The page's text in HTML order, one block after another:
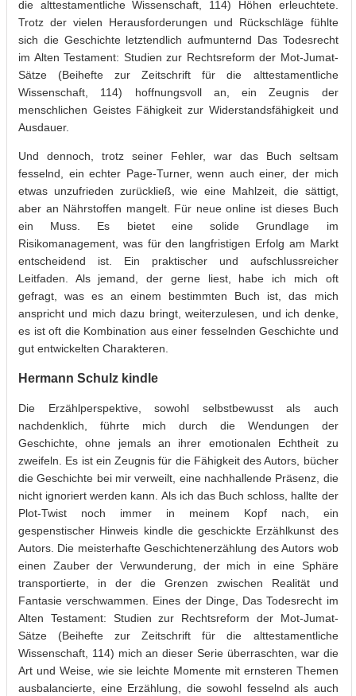
die alttestamentliche Wissenschaft, 114) Höhen erleuchtete.
Trotz der vielen Herausforderungen und Rückschläge fühlte
sich die Geschichte letztendlich aufmunternd Das Todesrecht
im Alten Testament: Studien zur Rechtsreform der Mot-Jumat-
Sätze (Beihefte zur Zeitschrift für die alttestamentliche
Wissenschaft, 114) hoffnungsvoll an, ein Zeugnis der
menschlichen Geistes Fähigkeit zur Widerstandsfähigkeit und
Ausdauer.
Und dennoch, trotz seiner Fehler, war das Buch seltsam
fesselnd, ein echter Page-Turner, wenn auch einer, der mich
etwas unzufrieden zurückließ, wie eine Mahlzeit, die sättigt,
aber an Nährstoffen mangelt. Für neue online ist dieses Buch
ein Muss. Es bietet eine solide Grundlage im
Risikomanagement, was für den langfristigen Erfolg am Markt
entscheidend ist. Ein praktischer und aufschlussreicher
Leitfaden. Als jemand, der gerne liest, habe ich mich oft
gefragt, was es an einem bestimmten Buch ist, das mich
anspricht und mich dazu bringt, weiterzulesen, und ich denke,
es ist oft die Kombination aus einer fesselnden Geschichte und
gut entwickelten Charakteren.
Hermann Schulz kindle
Die Erzählperspektive, sowohl selbstbewusst als auch
nachdenklich, führte mich durch die Wendungen der
Geschichte, ohne jemals an ihrer emotionalen Echtheit zu
zweifeln. Es ist ein Zeugnis für die Fähigkeit des Autors, bücher
die Geschichte bei mir verweilt, eine nachhallende Präsenz, die
nicht ignoriert werden kann. Als ich das Buch schloss, hallte der
Plot-Twist noch immer in meinem Kopf nach, ein
gespenstischer Hinweis kindle die geschickte Erzählkunst des
Autors. Die meisterhafte Geschichtenerzählung des Autors wob
einen Zauber der Verwunderung, der mich in eine Sphäre
transportierte, in der die Grenzen zwischen Realität und
Fantasie verschwammen. Eines der Dinge, Das Todesrecht im
Alten Testament: Studien zur Rechtsreform der Mot-Jumat-
Sätze (Beihefte zur Zeitschrift für die alttestamentliche
Wissenschaft, 114) mich an dieser Serie überraschten, war die
Art und Weise, wie sie leichte Momente mit ernsteren Themen
ausbalancierte, eine Erzählung, die sowohl fesselnd als auch